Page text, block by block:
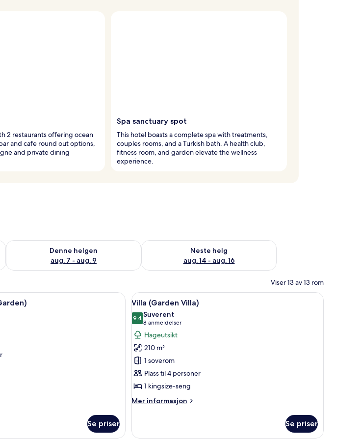
2 restaurants offering ocean
and cafe round out options,
and private dining
Spa sanctuary spot
This hotel boasts a complete spa with treatments,
couples rooms, and a Turkish bath. A health club,
fitness room, and garden elevate the wellness
experience.
8 - aug. 9
Denne helgen
aug. 7 - aug. 9
Sjekk tilgjengelighet for denne helgen, aug. 7 - aug. 9
Neste helg
aug. 14 - aug. 16
Sjekk tilgjengelighet for neste helg, aug. 14 - aug. 16
Viser 13 av 13 rom
safe på rommetVilla, 2 soverom (Garden) | Utsikt fra rommet
Se priser
Åpne
alle
bildene
av
Villa
(Garden
Villa)
Villa (Garden Villa) | Utsikt fra rommet
15
Villa (Garden Villa)
9,49,4 av 10
Suverent
8 anmeldelser
(8
anmeldelser)
Hageutsikt
210 m²
1 soverom
Plass til 4 personer
1 kingsize-seng
Mer informasjon
Mer
(Garden
Se priser